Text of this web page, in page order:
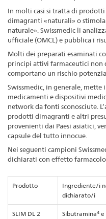
In molti casi si tratta di
dimagranti «naturali» o
naturale». Swissmedic li
ufficiale (OMCL) e pubblica i
Molti dei preparati esaminati
principi attivi farmaceutici non
comportano un rischio
Swissmedic, in generale,
medicamenti e dispositivi
network da fonti sconosciute.
prodotti dimagranti e altri
provenienti dai Paesi asiatici,
capsule del tutto innocue.
Nei seguenti campioni
dichiarati con effetto
Prodotto
Ingrediente/i
dichiarato/i
SLIM DL 2 Sibutramina4 e